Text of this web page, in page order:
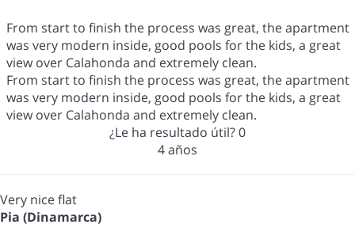
From start to finish the process was great, the apartment
was very modern inside, good pools for the kids, a great
view over Calahonda and extremely clean.
From start to finish the process was great, the apartment
was very modern inside, good pools for the kids, a great
view over Calahonda and extremely clean.
¿Le ha resultado útil?0
4 años
Very nice flat
Pia (Dinamarca)